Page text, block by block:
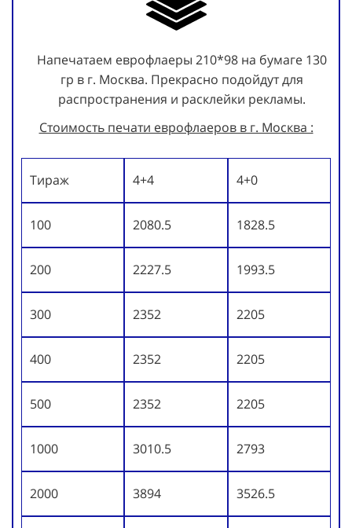
Напечатаем еврофлаеры 210*98 на бумаге 130
гр в г. Москва. Прекрасно подойдут для
распространения и расклейки рекламы.
Стоимость печати еврофлаеров в г. Москва :
Тираж 4+4 4+0
100 2080.5 1828.5
200 2227.5 1993.5
300 2352 2205
400 2352 2205
500 2352 2205
1000 3010.5 2793
2000 3894 3526.5